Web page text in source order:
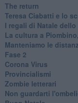
The return
Teresa Ciabatti e lo
I regali di Natale
La cultura a
Manteniamo le
Fase 2
Corona Virus
Provincialismi
Zombie letterari
Non guardarti